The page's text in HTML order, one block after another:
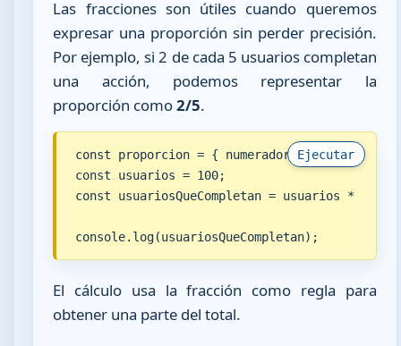
Las fracciones son útiles cuando queremos
expresar una proporción sin perder precisión.
Por ejemplo, si 2 de cada 5 usuarios completan
una acción, podemos representar la
proporción como2/5.
Ejecutar
const proporcion = { numerador: 2,
const usuarios = 100;
const usuariosQueCompletan = usuarios *
console.log(usuariosQueCompletan);
El cálculo usa la fracción como regla para
obtener una parte del total.